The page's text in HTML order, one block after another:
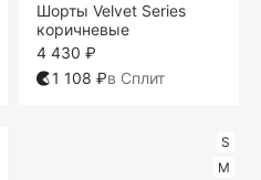
Шорты Velvet Series
коричневые
4 430 ₽
1 108 ₽в Сплит
S
M